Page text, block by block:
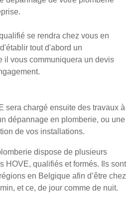
se rendra chez vous en
tout d'abord un
il vous communiquera un devis
sera chargé ensuite des travaux à
dépannage en plomberie, ou une
de vos installations.
dispose de plusieurs
HOVE, qualifiés et formés. Ils sont
en Belgique afin d’être chez
et ce, de jour comme de nuit.